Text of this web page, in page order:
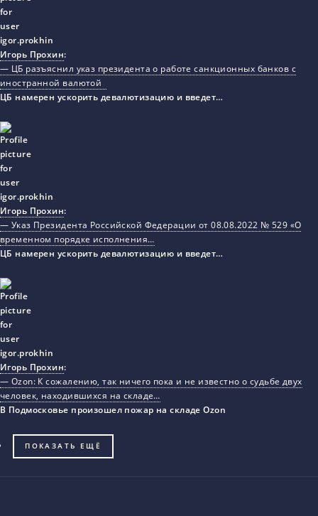
Игорь Прохин:
— ЦБ разъяснил указ президента о работе санкционных банков с
иностранной валютой
ЦБ намерен ускорить девалютизацию и введет…
Игорь Прохин:
— Указ Президента Российской Федерации от 08.08.2022 № 529 «О
временном порядке исполнения…
ЦБ намерен ускорить девалютизацию и введет…
Игорь Прохин:
— Ozon: К сожалению, так ничего пока и не известно о судьбе двух
человек, находившихся на складе…
В Подмосковье произошел пожар на складе Ozon
ПОКАЗАТЬ ЕЩЁ